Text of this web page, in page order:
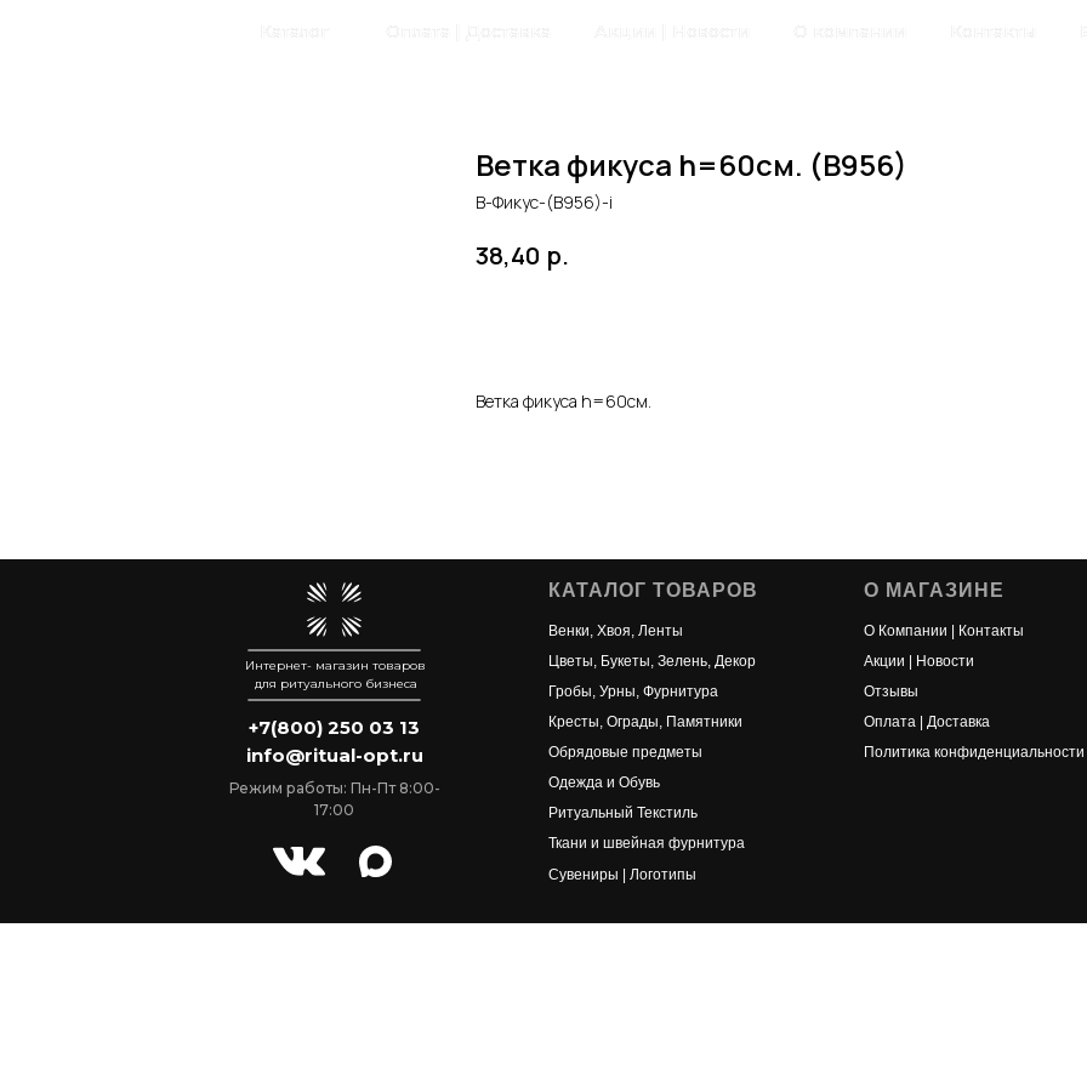
Ветка фикуса h=60см. (В956)
В-Фикус-(В956)-i
38,40 р.
Ветка фикуса h=60см.
КАТАЛОГ ТОВАРОВ О МАГАЗИНЕ
Режим работы: Пн-Пт 8:00-
17:00
Венки, Хвоя, Ленты
Цветы, Букеты, Зелень, Декор
Гробы, Урны, Фурнитура
Кресты, Ограды, Памятники
Обрядовые предметы
Одежда и Обувь
Ритуальный Текстиль
Ткани и швейная фурнитура
Сувениры | Логотипы
О Компании | Контакты
Политика конфиденциальности
Акции | Новости
Отзывы
Оплата | Доставка
Интернет- магазин товаров
для ритуального бизнеса
+7(800) 250 03 13
info@ritual-opt.ru